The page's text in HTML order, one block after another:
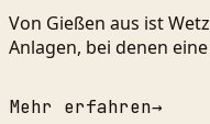
Von Gießen aus ist
Anlagen, bei denen
Mehr erfahren→